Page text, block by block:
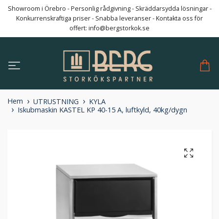
Showroom i Örebro - Personlig rådgivning - Skräddarsydda lösningar -
Konkurrenskraftiga priser - Snabba leveranser - Kontakta oss för
offert: info@bergstorkok.se
Hem UTRUSTNING
KYLA
Iskubmaskin KASTEL KP 40-15 A, luftkyld, 40kg/dygn